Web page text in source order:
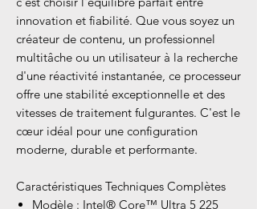
innovation et fiabilité. Que vous soyez un
créateur de contenu, un professionnel
multitâche ou un utilisateur à la recherche
d'une réactivité instantanée, ce processeur
offre une stabilité exceptionnelle et des
vitesses de traitement fulgurantes. C'est le
cœur idéal pour une configuration
moderne, durable et performante.
Caractéristiques Techniques Complètes
Modèle : Intel® Core™ Ultra 5 225